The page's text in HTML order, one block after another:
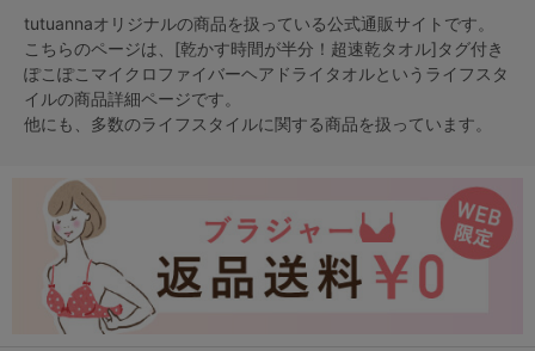
tutuannaオリジナルの商品を扱っている公式通販サイトです。
こちらのページは、[乾かす時間が半分！超速乾タオル]タグ付き
ぽこぽこマイクロファイバーヘアドライタオルという ライフスタ
イルの商品詳細ページです。
他にも、多数のライフスタイルに関する商品を扱っています。